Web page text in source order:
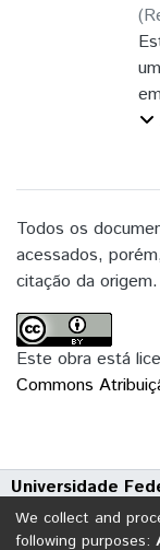
(
Todos os
acessados,
citação da origem.
Este obra está
Commons
Universidade
Avenida Tarquínio
We collect and
following purposes: